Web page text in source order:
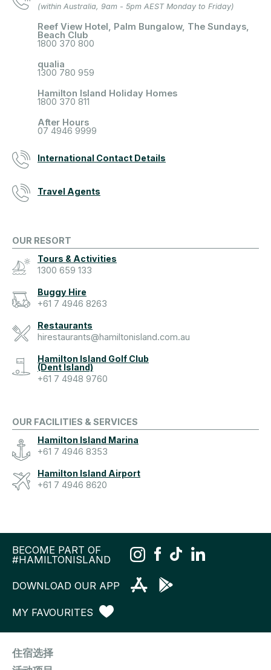
(within Australia, 9am - 5pm AEST Monday to Friday)
Reef View Hotel, Palm Bungalow, The Sundays,
Beach Club
1800 370 800
qualia
1300 780 959
Hamilton Island Holiday Homes
1800 370 811
After Hours
07 4946 9999
International Contact Details
Travel Agents
OUR RESORT
Tours & Activities
1300 659 133
Buggy Hire
+61 7 4946 8263
Restaurants
hirestaurants@hamiltonisland.com.au
Hamilton Island Golf Club
(Dent Island)
+61 7 4948 9760
OUR FACILITIES & SERVICES
Hamilton Island Marina
+61 7 4946 8353
Hamilton Island Airport
+61 7 4946 8620
BECOME PART OF
#HAMILTONISLAND
DOWNLOAD OUR APP
MY FAVOURITES
住宿选择